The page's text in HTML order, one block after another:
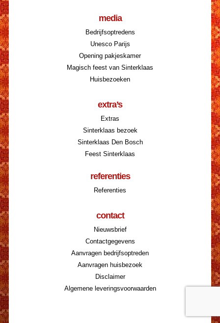
media
Bedrijfsoptredens
Unesco Parijs
Opening pakjeskamer
Magisch feest van Sinterklaas
Huisbezoeken
extra’s
Extras
Sinterklaas bezoek
Sinterklaas Den Bosch
Feest Sinterklaas
referenties
Referenties
contact
Nieuwsbrief
Contactgegevens
Aanvragen bedrijfsoptreden
Aanvragen huisbezoek
Disclaimer
Algemene leveringsvoorwaarden